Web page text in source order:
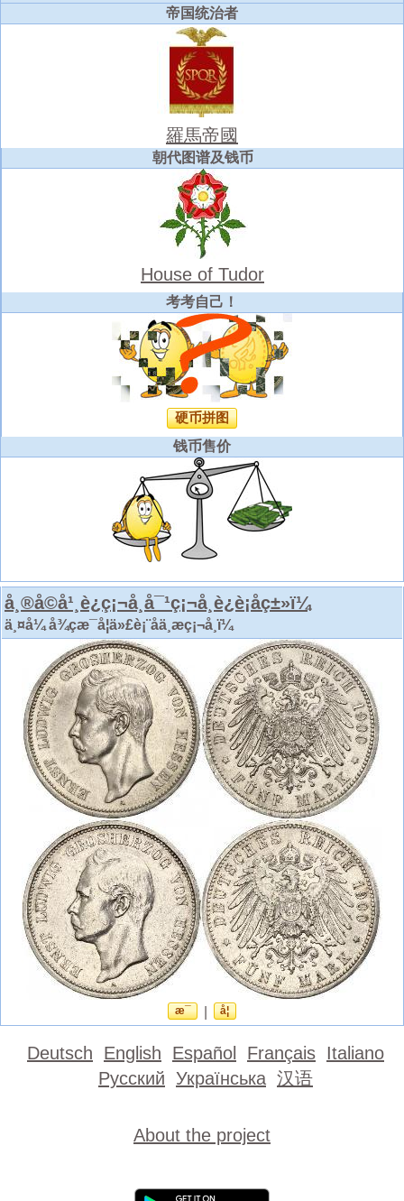
帝国统治者
羅馬帝國
朝代图谱及钱币
House of Tudor
考考自己！
硬币拼图
钱币售价
å¸®å©å¹¸è¿ç¡¬å¸å¯¹ç¡¬å¸è¿è¡åç±»ï¼
ä¸¤å¼ å¾çæ¯å¦ä»£è¡¨åä¸æç¡¬å¸ï¼
æ¯ å¦
Deutsch English Español Français Italiano
Русский Українська 汉语
About the project